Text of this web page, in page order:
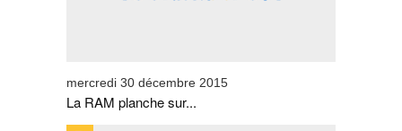
mercredi 30 décembre 2015
La RAM planche sur...